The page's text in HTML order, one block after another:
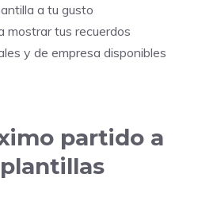
a tu gusto
mostrar tus recuerdos
y de empresa disponibles
partido a